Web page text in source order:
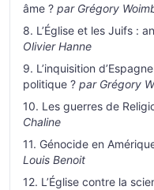
âme ? par Grégory
8. L’Église et les Juifs :
Olivier Hanne
9. L’inquisition
politique ? par Grégory
10. Les guerres de
Chaline
11. Génocide en
Louis Benoit
12. L’Église contre la